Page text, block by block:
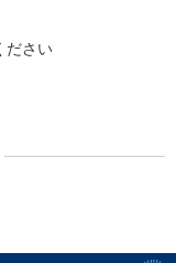
ださい